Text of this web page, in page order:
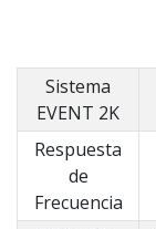
Sistema
EVENT 2K
Respuesta
de
Frecuencia